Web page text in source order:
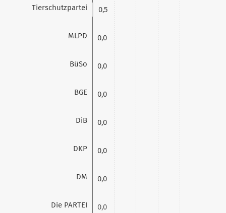
Tierschutzpartei
MLPD
BüSo
BGE
DiB
DKP
DM
Die PARTEI
0,5
0,0
0,0
0,0
0,0
0,0
0,0
0,0